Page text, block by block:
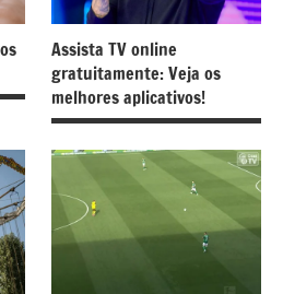
Assista TV online
gratuitamente: Veja os
melhores aplicativos!